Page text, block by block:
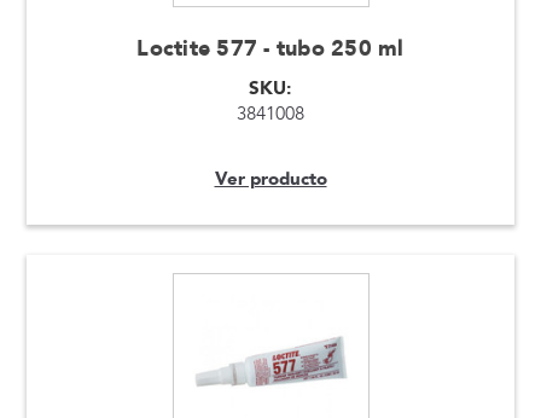
Loctite 577 - tubo 250 ml
SKU:
3841008
Ver producto